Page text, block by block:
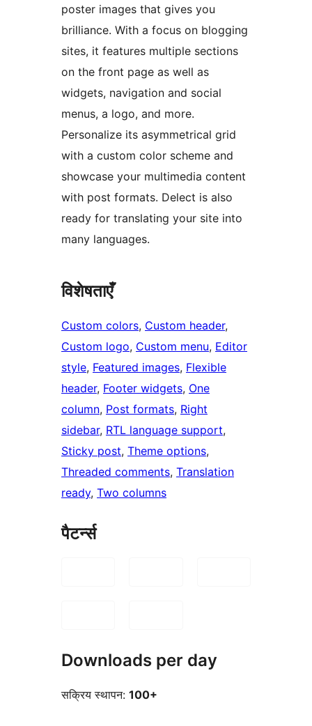
poster images that gives you
brilliance. With a focus on blogging
sites, it features multiple sections
on the front page as well as
widgets, navigation and social
menus, a logo, and more.
Personalize its asymmetrical grid
with a custom color scheme and
showcase your multimedia content
with post formats. Delect is also
ready for translating your site into
many languages.
विशेषताएँ
Custom colors, Custom header
Custom logo, Custom menu, Editor
style, Featured images, Flexible
header, Footer widgets, One
column, Post formats, Right
sidebar, RTL language support
Sticky post, Theme options
Threaded comments, Translation
ready, Two columns
पैटर्न्स
Downloads per day
सक्रिय स्थापन: 100+